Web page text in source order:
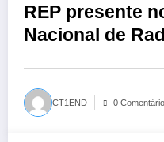
REP presente
Nacional de
CT1END 0